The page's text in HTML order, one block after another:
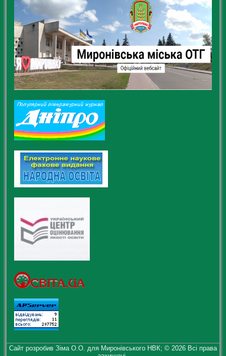
Сайт розробив Зіма О.О. для Миронівського НВК; © 2026 Всі права